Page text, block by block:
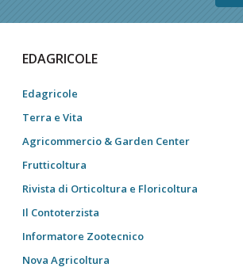
EDAGRICOLE
Edagricole
Terra e Vita
Agricommercio & Garden Center
Frutticoltura
Rivista di Orticoltura e Floricoltura
Il Contoterzista
Informatore Zootecnico
Nova Agricoltura